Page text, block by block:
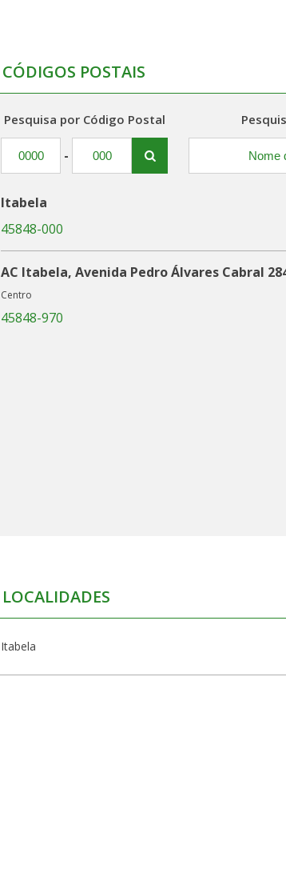
CÓDIGOS POSTAIS
Pesquisa por Código Postal
-
Itabela
45848-000
AC Itabela, Avenida Pedro Álvares Cabral
Centro
45848-970
LOCALIDADES
Itabela